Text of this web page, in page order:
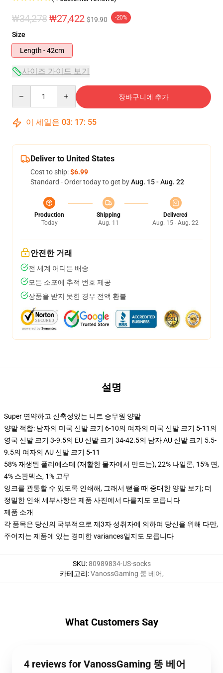
₩34,278₩27,422 $19.90 -20%
Size
Length - 42cm
사이즈 가이드 보기
장바구니에 추가
이 세일은 03: 17: 54
Deliver to United States
Cost to ship:$6.99
Standard - Order today to get byAug. 15 - Aug. 22
Production
Today
Shipping
Aug. 11
Delivered
Aug. 15 - Aug. 22
안전한 거래
전 세계 어디든 배송
모든 소포에 추적 번호 제공
상품을 받지 못한 경우 전액 환불
설명
Super 연약하고 신축성있는 니트 승무원 양말
양말 적합: 남자의 미국 신발 크기 6-10의 여자의 미국 신발 크기 5-11의
영국 신발 크기 3-9.5의 EU 신발 크기 34-42.5의 남자 AU 신발 크기 5.5-
9.5의 여자의 AU 신발 크기 5-11
58% 재생된 폴리에스테 (재활한 물자에서 만드는), 22% 나일론, 15% 면,
4% 스판덱스, 1% 고무
잉크를 관통할 수 있도록 인쇄해, 그래서 뻗을 때 중대한 양말 보기; 더
정밀한 인쇄 세부사항은 제품 사진에서 다를지도 모릅니다
제품 소개
각 품목은 당신의 국부적으로 제3자 성취자에 의하여 당신을 위해 다만,
주어지는 제품에 있는 경미한 variances일지도 모릅니다
SKU:80989834-US-socks
카테고리:VanossGaming 뚱 베어,
What Customers Say
4 reviews for VanossGaming 뚱 베어